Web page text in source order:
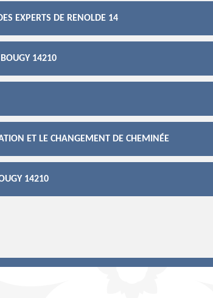
EXPERTS DE RENOLDE 14
14210
ET LE CHANGEMENT DE CHEMINÉE
14210